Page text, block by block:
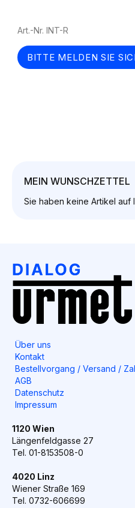
Art.-Nr. INT-R
BITTE MELDEN SIE
MEIN WUNSCHZETTEL
Sie haben keine Artikel auf
Über uns
Kontakt
Bestellvorgang / Versand /
AGB
Datenschutz
Impressum
1120 Wien
Längenfeldgasse 27
Tel. 01-8153508-0
4020 Linz
Wiener Straße 169
Tel. 0732-606699